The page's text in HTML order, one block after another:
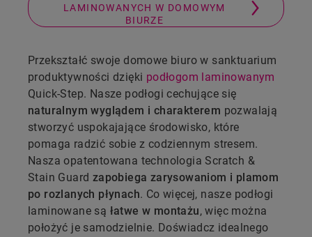
LAMINOWANYCH W DOMOWYM
BIURZE
Przekształć swoje domowe biuro w sanktuarium
produktywności dzięki podłogom laminowanym
Quick-Step. Nasze podłogi cechujące się
naturalnym wyglądem i charakterem pozwalają
stworzyć uspokajające środowisko, które
pomaga radzić sobie z codziennym stresem.
Nasza opatentowana technologia Scratch &
Stain Guard zapobiega zarysowaniom i plamom
po rozlanych płynach. Co więcej, nasze podłogi
laminowane są łatwe w montażu, więc można
położyć je samodzielnie. Doświadcz idealnego